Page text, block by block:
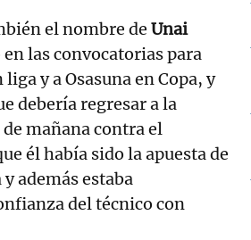
el nombre deUnai
las convocatorias para
y a Osasuna en Copa, y
debería regresar a la
mañana contra el
él había sido la apuesta de
además estaba
del técnico con